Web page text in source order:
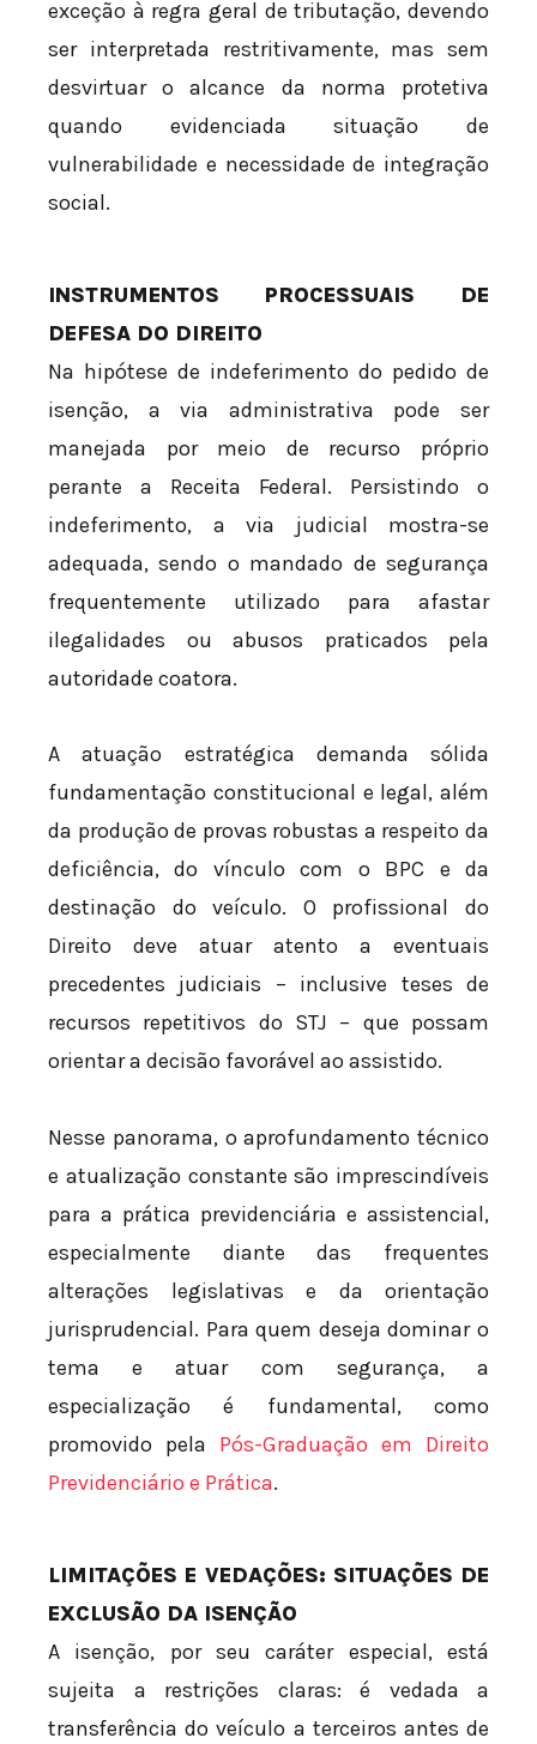
exceção à regra geral de tributação, devendo
ser interpretada restritivamente, mas sem
desvirtuar o alcance da norma protetiva
quando evidenciada situação de
vulnerabilidade e necessidade de integração
social.
INSTRUMENTOS PROCESSUAIS DE
DEFESA DO DIREITO
Na hipótese de indeferimento do pedido de
isenção, a via administrativa pode ser
manejada por meio de recurso próprio
perante a Receita Federal. Persistindo o
indeferimento, a via judicial mostra-se
adequada, sendo o mandado de segurança
frequentemente utilizado para afastar
ilegalidades ou abusos praticados pela
autoridade coatora.
A atuação estratégica demanda sólida
fundamentação constitucional e legal, além
da produção de provas robustas a respeito da
deficiência, do vínculo com o BPC e da
destinação do veículo. O profissional do
Direito deve atuar atento a eventuais
precedentes judiciais – inclusive teses de
recursos repetitivos do STJ – que possam
orientar a decisão favorável ao assistido.
Nesse panorama, o aprofundamento técnico
e atualização constante são imprescindíveis
para a prática previdenciária e assistencial,
especialmente diante das frequentes
alterações legislativas e da orientação
jurisprudencial. Para quem deseja dominar o
tema e atuar com segurança, a
especialização é fundamental, como
promovido pela Pós-Graduação em Direito
Previdenciário e Prática.
LIMITAÇÕES E VEDAÇÕES: SITUAÇÕES DE
EXCLUSÃO DA ISENÇÃO
A isenção, por seu caráter especial, está
sujeita a restrições claras: é vedada a
transferência do veículo a terceiros antes de